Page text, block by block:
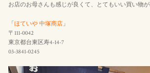
お店のお母さんも感じが良くて、とてもいい買い物が
「 ほていや 中塚商店」
〒111-0042
東京都台東区寿4-14-7
03-3841-0245